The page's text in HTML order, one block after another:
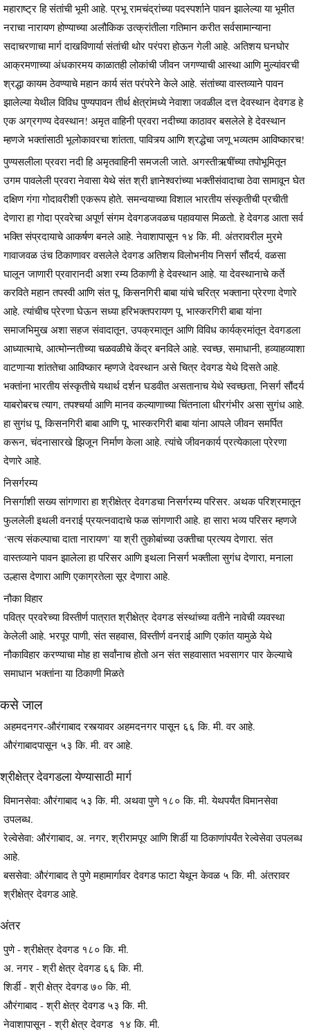
महाराष्ट्र हि संतांची भूमी आहे. प्रभू रामचंद्रांच्या पदस्पर्शाने पावन झालेल्या या भूमीत
नराचा नारायण होण्याच्या अलौकिक उत्क्रांतीला गतिमान करीत सर्वसामान्याना
सदाचरणाचा मार्ग दाखविणार्या संतांची थोर परंपरा होऊन गेली आहे. अतिशय घनघोर
आक्रमणाच्या अंधकारमय काळातही लोकांची जीवन जगण्याची आस्था आणि मुल्यांवरची
श्रद्धा कायम ठेवण्याचे महान कार्य संत परंपरेने केले आहे. संतांच्या वास्तव्याने पावन
झालेल्या येथील विविध पुण्यपावन तीर्थ क्षेत्रांमध्ये नेवाशा जवळील दत्त देवस्थान देवगड हे
एक अग्रगण्य देवस्थान! अमृत वाहिनी प्रवरा नदीच्या काठावर बसलेले हे देवस्थान
म्हणजे भक्तांसाठी भूलोकावरचा शांतता, पावित्र्य आणि श्रद्धेचा जणू भव्यतम आविष्कारच!
पुण्यसलीला प्रवरा नदी हि अमृतवाहिनी समजली जाते. अगस्तीऋषींच्या तपोभूमितून
उगम पावलेली प्रवरा नेवासा येथे संत श्री ज्ञानेश्वरांच्या भक्तीसंवादाचा ठेवा सामावून घेत
दक्षिण गंगा गोदावरीशी एकरूप होते. समन्वयाच्या विशाल भारतीय संस्कृतीची प्रचीती
देणारा हा गोदा प्रवरेचा अपूर्ण संगम देवगडजवळच पहावयास मिळतो. हे देवगड आता सर्व
भक्ति संप्रदायाचे आकर्षण बनले आहे. नेवाशापासून १४ कि. मी. अंतरावरील मुरमे
गावाजवळ उंच ठिकाणावर वसलेले देवगड अतिशय विलोभनीय निसर्ग सौंदर्य, वळसा
घालून जाणारी प्रवारानदी अशा रम्य ठिकाणी हे देवस्थान आहे. या देवस्थानाचे कर्ते
करविते महान तपस्वी आणि संत पू. किसनगिरी बाबा यांचे चरित्र भक्ताना प्रेरणा देणारे
आहे. त्यांचीच प्रेरणा घेऊन सध्या हरिभक्तपरायण पू. भास्करगिरी बाबा यांना
समाजभिमुख अशा सहज संवादातून, उपक्रमातून आणि विविध कार्यक्रमांतून देवगडला
आध्यात्माचे, आत्मोन्नतीच्या चळवळीचे केंद्र बनविले आहे. स्वच्छ, समाधानी, हव्याहव्याशा
वाटणाऱ्या शांततेचा आविष्कार म्हणजे देवस्थान असे चित्र देवगड येथे दिसते आहे.
भक्तांना भारतीय संस्कृतीचे यथार्थ दर्शन घडवीत असतानाच येथे स्वच्छता, निसर्ग सौंदर्य
याबरोबरच त्याग, तपश्चर्या आणि मानव कल्याणाच्या चिंतनाला धीरगंभीर असा सुगंध आहे.
हा सुगंध पू. किसनगिरी बाबा आणि पू. भास्करगिरी बाबा यांना आपले जीवन समर्पित
करून, चंदनासारखे झिजून निर्माण केला आहे. त्यांचे जीवनकार्य प्रत्येकाला प्रेरणा
देणारे आहे.
निसर्गरम्य
निसर्गाशी सख्य सांगणारा हा श्रीक्षेत्र देवगडचा निसर्गरम्य परिसर. अथक परिश्रमातून
फुललेली इथली वनराई प्रयत्नवादाचे फळ सांगणारी आहे. हा सारा भव्य परिसर म्हणजे
‘सत्य संकल्पाचा दाता नारायण’ या श्री तुकोबांच्या उक्तीचा प्रत्यय देणारा. संत
वास्तव्याने पावन झालेला हा परिसर आणि इथला निसर्ग भक्तीला सुगंध देणारा, मनाला
उल्हास देणारा आणि एकाग्रतेला सूर देणारा आहे.
नौका विहार
पवित्र प्रवरेच्या विस्तीर्ण पात्रात श्रीक्षेत्र देवगड संस्थांच्या वतीने नावेची व्यवस्था
केलेली आहे. भरपूर पाणी, संत सहवास, विस्तीर्ण वनराई आणि एकांत यामुळे येथे
नौकाविहार करण्याचा मोह हा सर्वांनाच होतो अन संत सहवासात भवसागर पार केल्याचे
समाधान भक्तांना या ठिकाणी मिळते
कसे जाल
अहमदनगर-औरंगाबाद रस्त्यावर अहमदनगर पासून ६६ कि. मी. वर आहे.
औरंगाबादपासून ५३ कि. मी. वर आहे.
श्रीक्षेत्र देवगडला येण्यासाठी मार्ग
विमानसेवा: औरंगाबाद ५३ कि. मी. अथवा पुणे १८० कि. मी. येथपर्यंत विमानसेवा
उपलब्ध.
रेल्वेसेवा: औरंगाबाद, अ. नगर, श्रीरामपूर आणि शिर्डी या ठिकाणांपर्यंत रेल्वेसेवा उपलब्ध
आहे.
बससेवा: औरंगाबाद ते पुणे महामार्गावर देवगड फाटा येथून केवळ ५ कि. मी. अंतरावर
श्रीक्षेत्र देवगड आहे.
अंतर
पुणे - श्रीक्षेत्र देवगड १८० कि. मी.
अ. नगर - श्री क्षेत्र देवगड ६६ कि. मी.
शिर्डी - श्री क्षेत्र देवगड ७० कि. मी.
औरंगाबाद - श्री क्षेत्र देवगड ५३ कि. मी.
नेवाशापासून - श्री क्षेत्र देवगड १४ कि. मी.